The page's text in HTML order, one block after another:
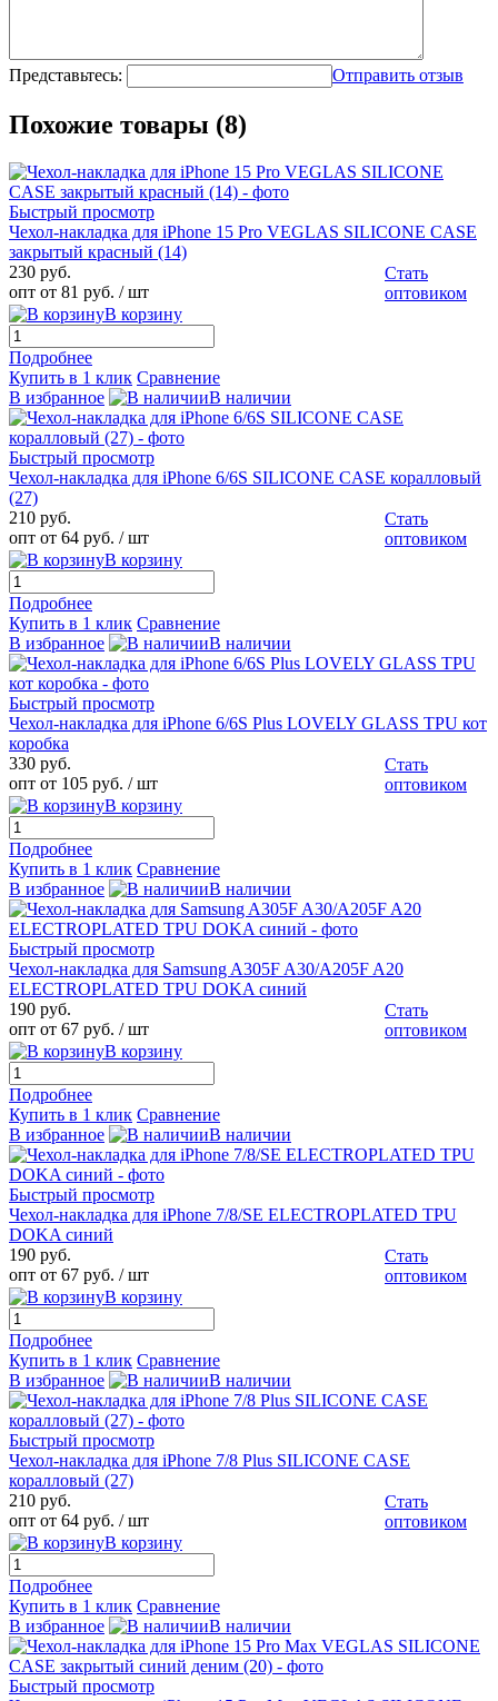
Представьтесь: Отправить отзыв
Похожие товары (8)
Быстрый просмотр
Чехол-накладка для iPhone 15 Pro VEGLAS SILICONE CASE
закрытый красный (14)
230 руб.
опт от 81 руб. / шт
Стать
оптовиком
В корзину
Подробнее
Купить в 1 клик Сравнение
В избранное
В наличии
Быстрый просмотр
Чехол-накладка для iPhone 6/6S SILICONE CASE коралловый
(27)
210 руб.
опт от 64 руб. / шт
Стать
оптовиком
В корзину
Подробнее
Купить в 1 клик Сравнение
В избранное
В наличии
Быстрый просмотр
Чехол-накладка для iPhone 6/6S Plus LOVELY GLASS TPU кот
коробка
330 руб.
опт от 105 руб. / шт
Стать
оптовиком
В корзину
Подробнее
Купить в 1 клик Сравнение
В избранное
В наличии
Быстрый просмотр
Чехол-накладка для Samsung A305F A30/A205F A20
ELECTROPLATED TPU DOKA синий
190 руб.
опт от 67 руб. / шт
Стать
оптовиком
В корзину
Подробнее
Купить в 1 клик Сравнение
В избранное
В наличии
Быстрый просмотр
Чехол-накладка для iPhone 7/8/SE ELECTROPLATED TPU
DOKA синий
190 руб.
опт от 67 руб. / шт
Стать
оптовиком
В корзину
Подробнее
Купить в 1 клик Сравнение
В избранное
В наличии
Быстрый просмотр
Чехол-накладка для iPhone 7/8 Plus SILICONE CASE
коралловый (27)
210 руб.
опт от 64 руб. / шт
Стать
оптовиком
В корзину
Подробнее
Купить в 1 клик Сравнение
В избранное
В наличии
Быстрый просмотр